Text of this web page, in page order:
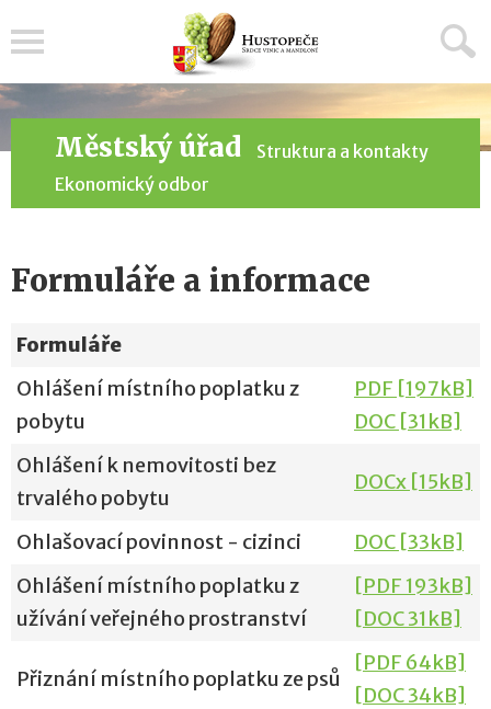
Městský úřad
Struktura a kontakty
Ekonomický odbor
Formuláře a informace
Formuláře
Ohlášení místního poplatku z
pobytu
PDF [197kB]
DOC [31kB]
Ohlášení k nemovitosti bez
trvalého pobytu
DOCx [15kB]
Ohlašovací povinnost - cizinci
DOC [33kB]
Ohlášení místního poplatku z
užívání veřejného prostranství
[PDF 193kB]
[DOC 31kB]
Přiznání místního poplatku ze psů
[PDF 64kB]
[DOC 34kB]